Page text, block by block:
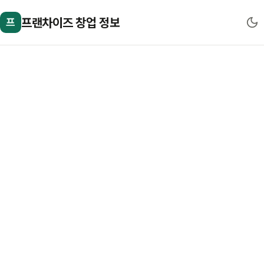
프 프랜차이즈 창업 정보